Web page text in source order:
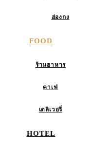
ฮ่องกง
FOOD
ร้านอาหาร
คาเฟ่
เดลิเวอรี่
HOTEL